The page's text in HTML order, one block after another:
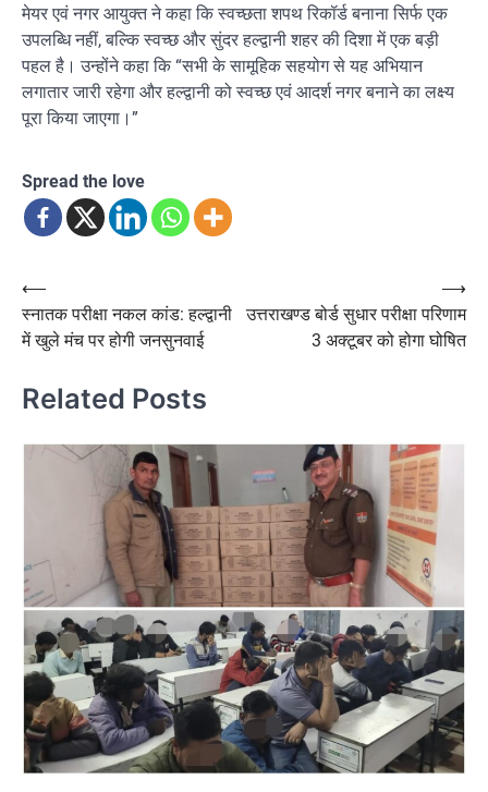
मेयर एवं नगर आयुक्त ने कहा कि स्वच्छता शपथ रिकॉर्ड बनाना सिर्फ एक
उपलब्धि नहीं, बल्कि स्वच्छ और सुंदर हल्द्वानी शहर की दिशा में एक बड़ी
पहल है। उन्होंने कहा कि “सभी के सामूहिक सहयोग से यह अभियान
लगातार जारी रहेगा और हल्द्वानी को स्वच्छ एवं आदर्श नगर बनाने का लक्ष्य
पूरा किया जाएगा।”
Spread the love
Post
navigation
⟵
स्नातक परीक्षा नकल कांड: हल्द्वानी
में खुले मंच पर होगी जनसुनवाई
उत्तराखण्ड बोर्ड सुधार परीक्षा परिणाम
3 अक्टूबर को होगा घोषित
⟶
Related Posts